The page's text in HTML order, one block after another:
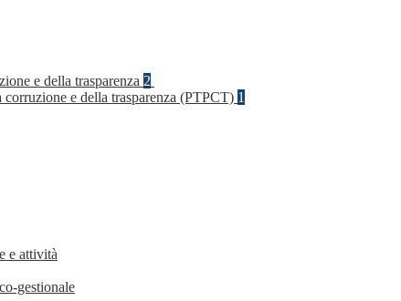
e della trasparenza 2
e della trasparenza (PTPCT) 1
e attività
gestionale